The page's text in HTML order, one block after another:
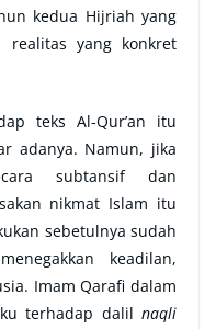
kedua Hijriah yang
realitas yang konkret
teks Al-Qur’an itu
adanya. Namun, jika
subtansif dan
nikmat Islam itu
sebetulnya sudah
keadilan,
Imam Qarafi dalam
terhadap dalilnaqli